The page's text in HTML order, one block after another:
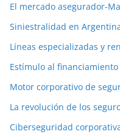
El mercado asegurador-
Siniestralidad en
Líneas especializadas y
Estímulo al
Motor corporativo de
La revolución de los
Ciberseguridad